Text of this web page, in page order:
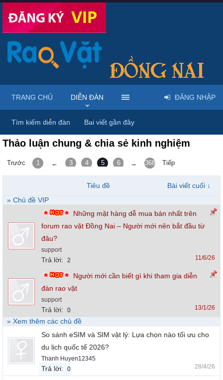
Trang chủ Diễn đàn Thảo luận chung
Thảo luận chung & chia sẻ kinh nghiệm
Trước 1 ← 3 4 5 6 7
→ 368 Tiếp
Tiêu đề
Bài viết cuối ↓
» Chủ đề VIP
Những mặt hàng dễ mua bán nhất trên
forum rao vặt Đồng Nai – Người mới nên bắt đầu từ
đâu?
support
Trả lời: 2 11/6/26
Người mới cần biết gì khi tham gia diễn
đàn rao vặt
support
Trả lời: 0 13/1/26
» Xem thêm các chủ đề
So sánh eSIM và SIM vật lý: Lựa chọn nào tối ưu cho
du lịch quốc tế 2026?
Thanh Huyen12345
Trả lời: 0 28/4/26
TRANG CHỦ DIỄN ĐÀN
Tìm kiếm diễn đàn Bài viết gần đây
ĐĂNG NHẬP